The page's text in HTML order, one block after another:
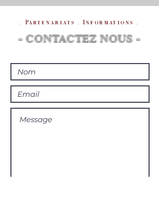
. Partenariats . Informations .
- CONTACTEZ NOUS -